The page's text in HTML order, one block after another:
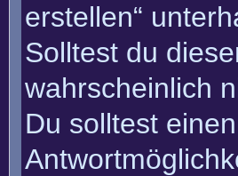
erstellen“
Solltest du
wahrscheinlich
Du solltest